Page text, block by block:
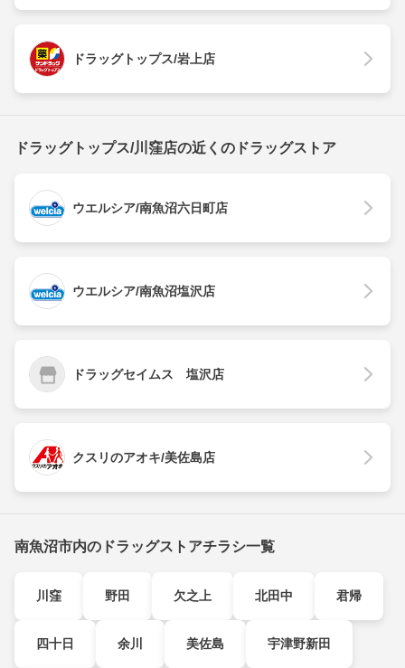
ドラッグトップス/岩上店
ドラッグトップス/川窪店の近くのドラッグストア
ウエルシア/南魚沼六日町店
ウエルシア/南魚沼塩沢店
ドラッグセイムス 塩沢店
クスリのアオキ/美佐島店
南魚沼市内のドラッグストアチラシ一覧
川窪 野田 欠之上 北田中 君帰
四十日 余川 美佐島 宇津野新田